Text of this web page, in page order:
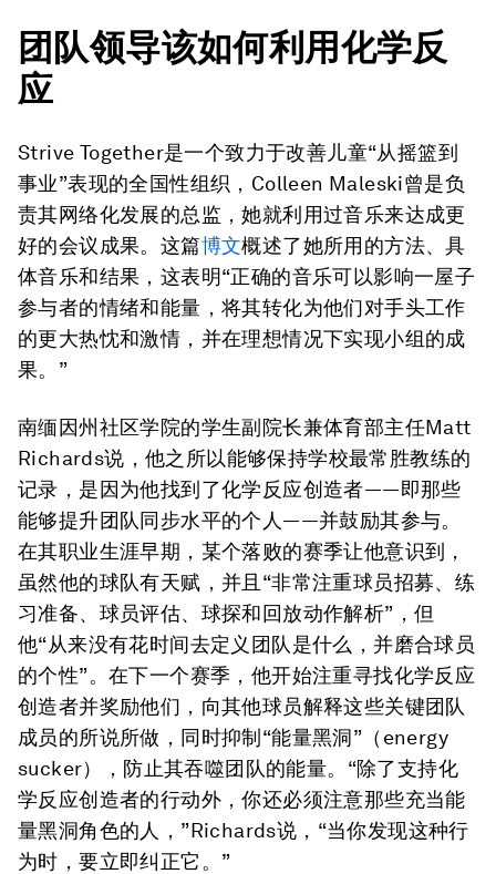
团队领导该如何利用化学反
应
Strive Together是一个致力于改善儿童“从摇篮到
事业”表现的全国性组织，Colleen Maleski曾是负
责其网络化发展的总监，她就利用过音乐来达成更
好的会议成果。这篇博文概述了她所用的方法、具
体音乐和结果，这表明“正确的音乐可以影响一屋子
参与者的情绪和能量，将其转化为他们对手头工作
的更大热忱和激情，并在理想情况下实现小组的成
果。”
南缅因州社区学院的学生副院长兼体育部主任Matt
Richards说，他之所以能够保持学校最常胜教练的
记录，是因为他找到了化学反应创造者——即那些
能够提升团队同步水平的个人——并鼓励其参与。
在其职业生涯早期，某个落败的赛季让他意识到，
虽然他的球队有天赋，并且“非常注重球员招募、练
习准备、球员评估、球探和回放动作解析”，但
他“从来没有花时间去定义团队是什么，并磨合球员
的个性”。在下一个赛季，他开始注重寻找化学反应
创造者并奖励他们，向其他球员解释这些关键团队
成员的所说所做，同时抑制“能量黑洞”（energy
sucker），防止其吞噬团队的能量。“除了支持化
学反应创造者的行动外，你还必须注意那些充当能
量黑洞角色的人，”Richards说，“当你发现这种行
为时，要立即纠正它。”